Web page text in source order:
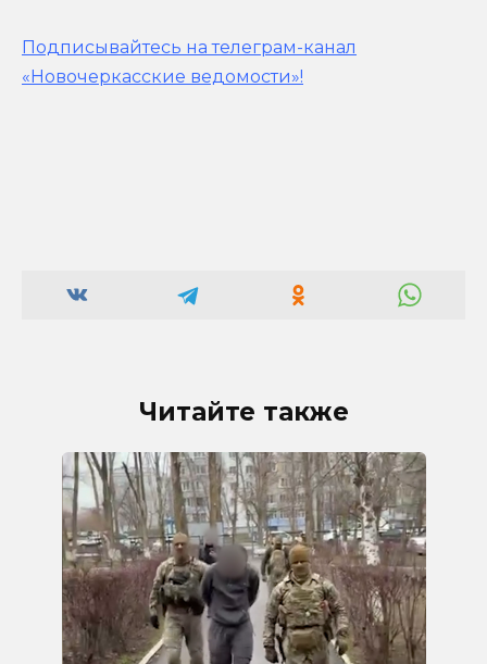
Подписывайтесь на телеграм-канал
«Новочеркасские ведомости»!
Читайте также